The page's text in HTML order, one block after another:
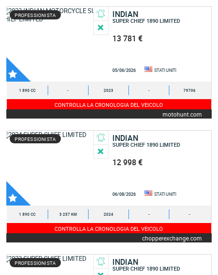
PROFESSIONISTA INDIAN
SUPER CHIEF 1890 LIMITED
13 781 €
05/06/2026 STATI UNITI
1 890 CC - 2023 - 79706
CONTROLLA LA CRONOLOGIA DEL VEICOLO
motohunt.com
PROFESSIONISTA INDIAN
SUPER CHIEF 1890 LIMITED
12 998 €
06/08/2026 STATI UNITI
1 890 CC 3 257 KM 2024 - -
CONTROLLA LA CRONOLOGIA DEL VEICOLO
chopperexchange.com
PROFESSIONISTA INDIAN
SUPER CHIEF 1890 LIMITED